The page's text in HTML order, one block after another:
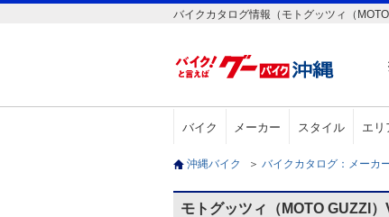
バイクカタログ情報（モトグッツィ（MOTO
バイク メーカー スタイル エリ
沖縄バイク ＞ バイクカタログ：メーカ
モトグッツィ（MOTO GUZZI